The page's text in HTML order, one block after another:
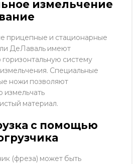
измельчение
прицепные и стационарные
ДеЛаваль имеют
систему
Специальные
ножи позволяют
измельчать
материал.
с помощью
(фреза) может быть